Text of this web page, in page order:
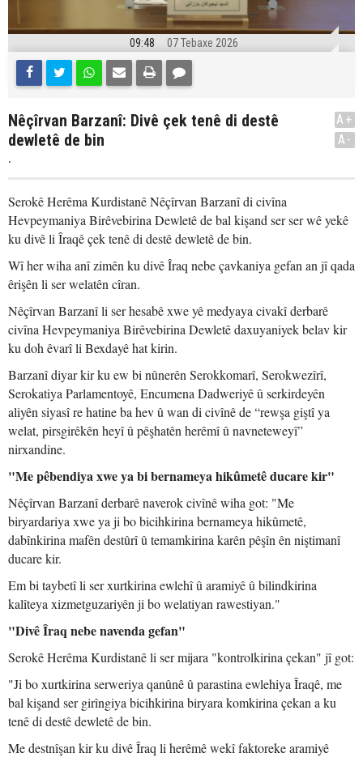
09:48 07 Tebaxe 2026
Nêçîrvan Barzanî: Divê çek tenê di destê
dewletê de bin
.
A+
A-
Serokê Herêma Kurdistanê Nêçîrvan Barzanî di civîna
Hevpeymaniya Birêvebirina Dewletê de bal kişand ser ser wê yekê
ku divê li Îraqê çek tenê di destê dewletê de bin.
Wî her wiha anî zimên ku divê Îraq nebe çavkaniya gefan an jî qada
êrişên li ser welatên cîran.
Nêçîrvan Barzanî li ser hesabê xwe yê medyaya civakî derbarê
civîna Hevpeymaniya Birêvebirina Dewletê daxuyaniyek belav kir
ku doh êvarî li Bexdayê hat kirin.
Barzanî diyar kir ku ew bi nûnerên Serokkomarî, Serokwezîrî,
Serokatiya Parlamentoyê, Encumena Dadweriyê û serkirdeyên
aliyên siyasî re hatine ba hev û wan di civînê de “rewşa giştî ya
welat, pirsgirêkên heyî û pêşhatên herêmî û navneteweyî”
nirxandine.
"Me pêbendiya xwe ya bi bernameya hikûmetê ducare kir"
Nêçîrvan Barzanî derbarê naverok civînê wiha got: "Me
biryardariya xwe ya ji bo bicihkirina bernameya hikûmetê,
dabînkirina mafên destûrî û temamkirina karên pêşîn ên niştimanî
ducare kir.
Em bi taybetî li ser xurtkirina ewlehî û aramiyê û bilindkirina
kalîteya xizmetguzariyên ji bo welatiyan rawestiyan."
"Divê Îraq nebe navenda gefan"
Serokê Herêma Kurdistanê li ser mijara "kontrolkirina çekan" jî got:
"Ji bo xurtkirina serweriya qanûnê û parastina ewlehiya Îraqê, me
bal kişand ser girîngiya bicihkirina biryara komkirina çekan a ku
tenê di destê dewletê de bin.
Me destnîşan kir ku divê Îraq li herêmê wekî faktoreke aramiyê